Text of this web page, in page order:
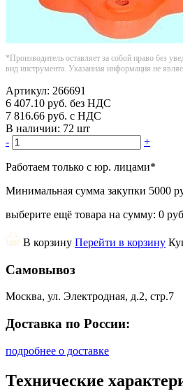
*Производитель оставляет за собой право без
вид инструмента. Указанная информация не
Артикул: 266691
6 407.10 руб. без НДС
7 816.66 руб. с НДС
В наличии: 72 шт
-
+
Работаем только с юр. лицами*
Минимальная сумма закупки 5000
выберите ещё товара на сумму: 0 руб
В корзину Перейти в корзину
Самовывоз
Москва, ул. Электродная, д.2, стр.7
Доставка по России:
подробнее о доставке
Технические